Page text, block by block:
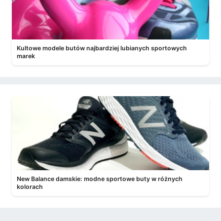
Kultowe modele butów najbardziej lubianych sportowych
marek
New Balance damskie: modne sportowe buty w różnych
kolorach